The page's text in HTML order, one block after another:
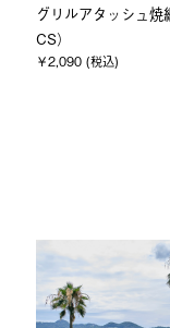
グリルアタッシュ焼
CS）
￥2,090 (税込)